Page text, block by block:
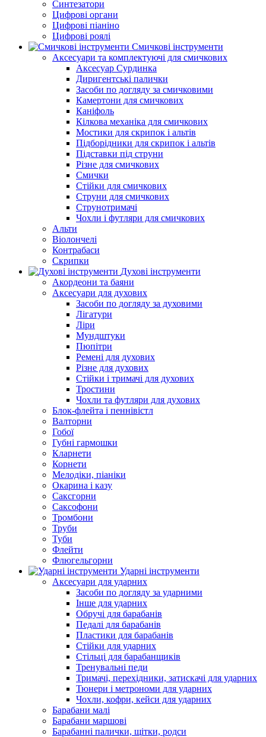
Синтезатори
Цифрові органи
Цифрові піаніно
Цифрові роялі
Смичкові інструменти
Аксесуари та комплектуючі для смичкових
Аксесуар Сурдинка
Диригентські палички
Засоби по догляду за смичковими
Камертони для смичкових
Каніфоль
Кілкова механіка для смичкових
Мостики для скрипок і альтів
Підборiдники для скрипок і альтів
Підставки під струни
Різне для смичкових
Смички
Стійки для смичкових
Струни для смичкових
Струнотримачі
Чохли і футляри для смичкових
Альти
Віолончелі
Контрабаси
Скрипки
Духові інструменти
Акордеони та баяни
Аксесуари для духових
Засоби по догляду за духовими
Лігатури
Ліри
Мундштуки
Пюпітри
Ремені для духових
Різне для духових
Стійки і тримачі для духових
Тростини
Чохли та футляри для духових
Блок-флейта і пеннівістл
Валторни
Гобої
Губні гармошки
Кларнети
Корнети
Мелодіки, піаніки
Окарина і казу
Саксгорни
Саксофони
Тромбони
Труби
Туби
Флейти
Флюгельгорни
Ударні інструменти
Аксесуари для ударних
Засоби по догляду за ударними
Інше для ударних
Обручі для барабанів
Педалі для барабанів
Пластики для барабанів
Стійки для ударних
Стільці для барабанщиків
Тренувальні педи
Тримачі, перехідники, затискачі для ударних
Тюнери і метрономи для ударних
Чохли, кофри, кейси для ударних
Барабани малі
Барабани маршові
Барабанні палички, щітки, родси